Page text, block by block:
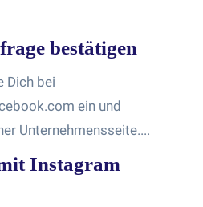
bestätigen
Dich bei
ein und
Unternehmensseite....
Instagram